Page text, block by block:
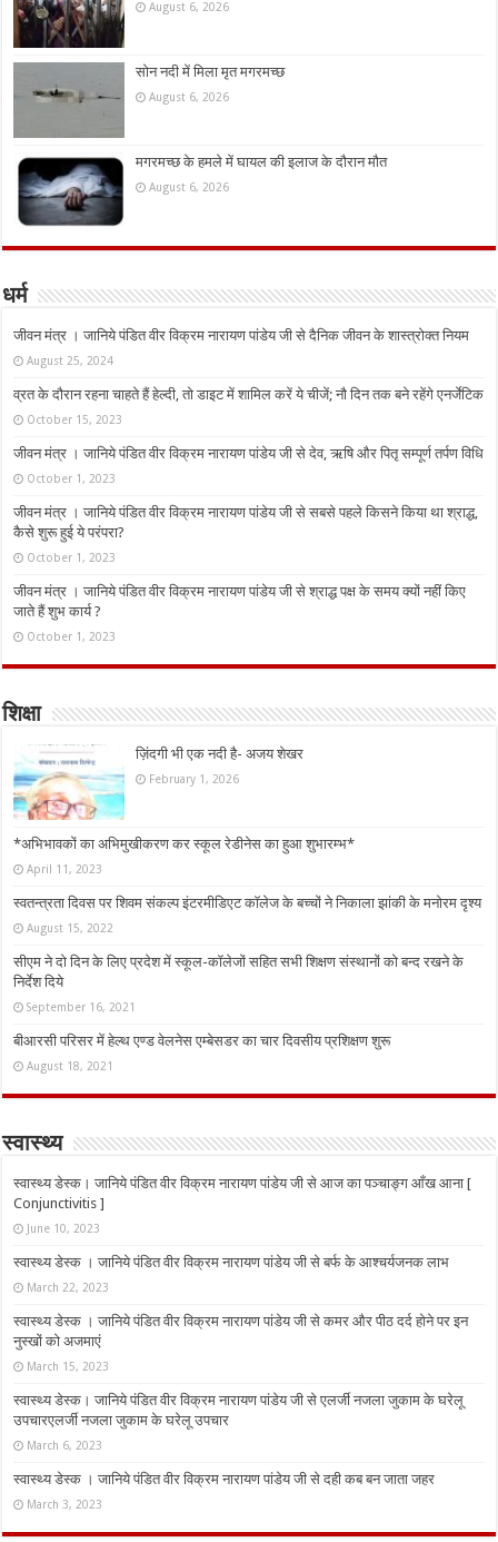
August 6, 2026
सोन नदी में मिला मृत मगरमच्छ
August 6, 2026
मगरमच्छ के हमले में घायल की इलाज के दौरान मौत
August 6, 2026
धर्म
जीवन मंत्र । जानिये पंडित वीर विक्रम नारायण पांडेय जी से दैनिक जीवन के शास्त्रोक्त नियम
August 25, 2024
व्रत के दौरान रहना चाहते हैं हेल्दी, तो डाइट में शामिल करें ये चीजें; नौ दिन तक बने रहेंगे एनर्जेटिक
October 15, 2023
जीवन मंत्र । जानिये पंडित वीर विक्रम नारायण पांडेय जी से देव, ऋषि और पितृ सम्पूर्ण तर्पण विधि
October 1, 2023
जीवन मंत्र । जानिये पंडित वीर विक्रम नारायण पांडेय जी से सबसे पहले किसने किया था श्राद्ध,
कैसे शुरू हुई ये परंपरा?
October 1, 2023
जीवन मंत्र । जानिये पंडित वीर विक्रम नारायण पांडेय जी से श्राद्ध पक्ष के समय क्यों नहीं किए
जाते हैं शुभ कार्य ?
October 1, 2023
शिक्षा
ज़िंदगी भी एक नदी है- अजय शेखर
February 1, 2026
*अभिभावकों का अभिमुखीकरण कर स्कूल रेडीनेस का हुआ शुभारम्भ*
April 11, 2023
स्वतन्त्रता दिवस पर शिवम संकल्प इंटरमीडिएट कॉलेज के बच्चों ने निकाला झांकी के मनोरम दृश्य
August 15, 2022
सीएम ने दो दिन के लिए प्रदेश में स्कूल-कॉलेजों सहित सभी शिक्षण संस्थानों को बन्द रखने के
निर्देश दिये
September 16, 2021
बीआरसी परिसर में हेल्थ एण्ड वेलनेस एम्बेसडर का चार दिवसीय प्रशिक्षण शुरू
August 18, 2021
स्वास्थ्य
स्वास्थ्य डेस्क। जानिये पंडित वीर विक्रम नारायण पांडेय जी से आज का पञ्चाङ्ग आँख आना [
Conjunctivitis ]
June 10, 2023
स्वास्थ्य डेस्क । जानिये पंडित वीर विक्रम नारायण पांडेय जी से बर्फ के आश्चर्यजनक लाभ
March 22, 2023
स्वास्थ्य डेस्क । जानिये पंडित वीर विक्रम नारायण पांडेय जी से कमर और पीठ दर्द होने पर इन
नुस्‍खों को अजमाएं
March 15, 2023
स्वास्थ्य डेस्क। जानिये पंडित वीर विक्रम नारायण पांडेय जी से एलर्जी नजला जुकाम के घरेलू
उपचारएलर्जी नजला जुकाम के घरेलू उपचार
March 6, 2023
स्वास्थ्य डेस्क । जानिये पंडित वीर विक्रम नारायण पांडेय जी से दही कब बन जाता जहर
March 3, 2023